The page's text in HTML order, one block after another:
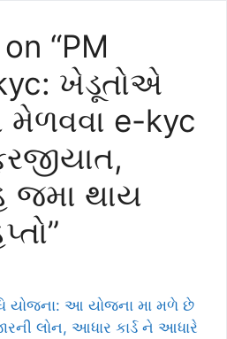
“PM
ખેડૂતોએ
મેળવવા e-kyc
જમા થાય
યોજના: આ યોજના મા મળે છે
લોન, આધાર કાર્ડ ને આધારે